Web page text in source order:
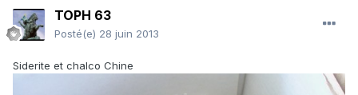
TOPH 63
Posté(e) 28 juin 2013
Siderite et chalco Chine